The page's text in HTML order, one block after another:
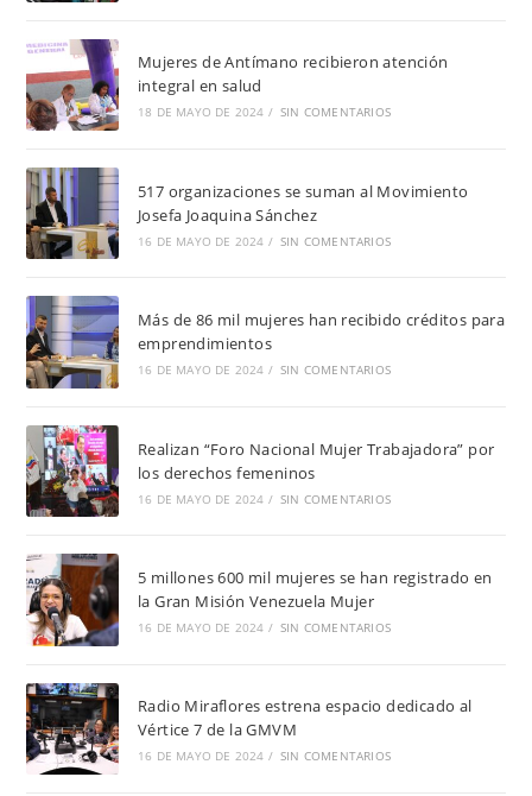
Mujeres de Antímano recibieron atención
integral en salud
18 DE MAYO DE 2024 / SIN COMENTARIOS
517 organizaciones se suman al Movimiento
Josefa Joaquina Sánchez
16 DE MAYO DE 2024 / SIN COMENTARIOS
Más de 86 mil mujeres han recibido créditos para
emprendimientos
16 DE MAYO DE 2024 / SIN COMENTARIOS
Realizan “Foro Nacional Mujer Trabajadora” por
los derechos femeninos
16 DE MAYO DE 2024 / SIN COMENTARIOS
5 millones 600 mil mujeres se han registrado en
la Gran Misión Venezuela Mujer
16 DE MAYO DE 2024 / SIN COMENTARIOS
Radio Miraflores estrena espacio dedicado al
Vértice 7 de la GMVM
16 DE MAYO DE 2024 / SIN COMENTARIOS